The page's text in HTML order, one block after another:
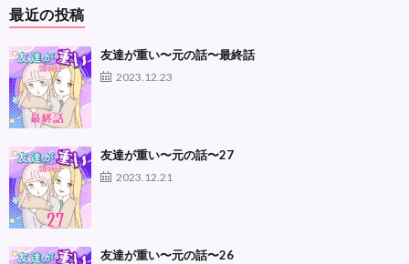
最近の投稿
友達が重い〜元の話〜最終話
2023.12.23
友達が重い〜元の話〜27
2023.12.21
友達が重い〜元の話〜26